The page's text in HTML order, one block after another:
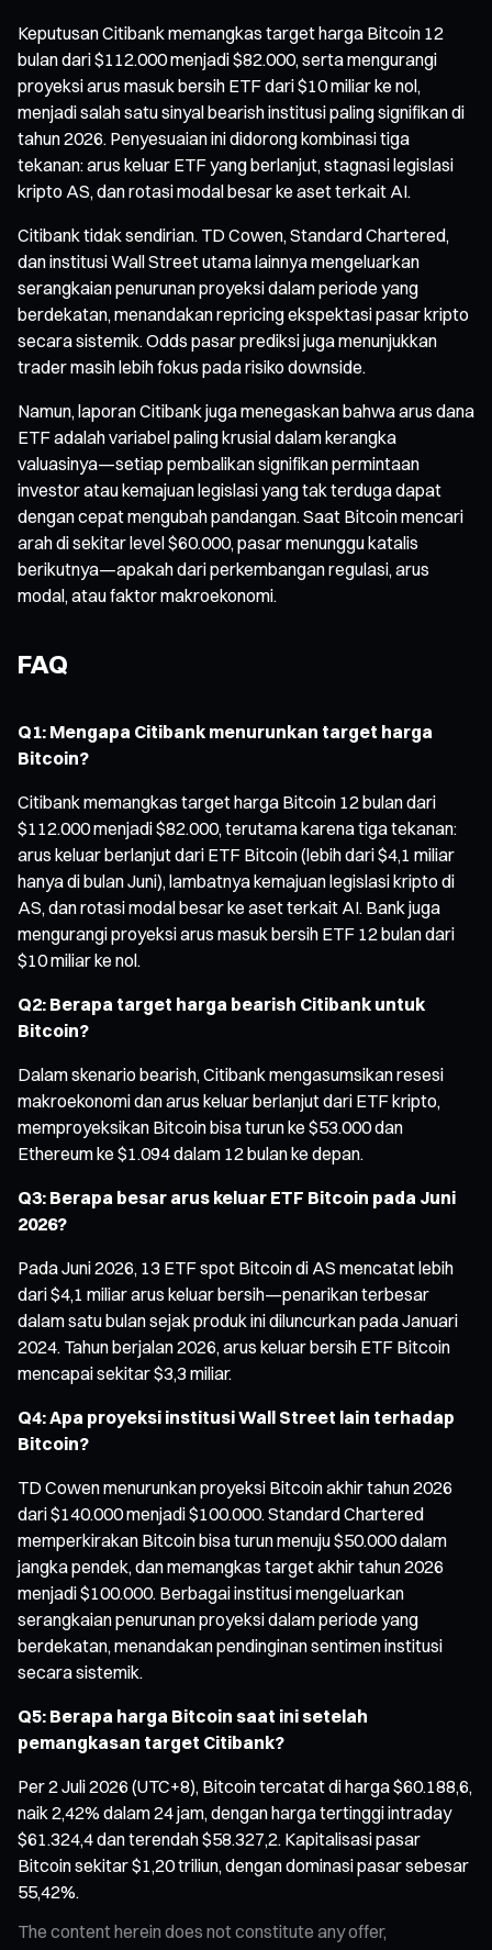
Keputusan Citibank memangkas target harga Bitcoin 12
bulan dari $112.000 menjadi $82.000, serta mengurangi
proyeksi arus masuk bersih ETF dari $10 miliar ke nol,
menjadi salah satu sinyal bearish institusi paling signifikan di
tahun 2026. Penyesuaian ini didorong kombinasi tiga
tekanan: arus keluar ETF yang berlanjut, stagnasi legislasi
kripto AS, dan rotasi modal besar ke aset terkait AI.
Citibank tidak sendirian. TD Cowen, Standard Chartered,
dan institusi Wall Street utama lainnya mengeluarkan
serangkaian penurunan proyeksi dalam periode yang
berdekatan, menandakan repricing ekspektasi pasar kripto
secara sistemik. Odds pasar prediksi juga menunjukkan
trader masih lebih fokus pada risiko downside.
Namun, laporan Citibank juga menegaskan bahwa arus dana
ETF adalah variabel paling krusial dalam kerangka
valuasinya—setiap pembalikan signifikan permintaan
investor atau kemajuan legislasi yang tak terduga dapat
dengan cepat mengubah pandangan. Saat Bitcoin mencari
arah di sekitar level $60.000, pasar menunggu katalis
berikutnya—apakah dari perkembangan regulasi, arus
modal, atau faktor makroekonomi.
FAQ
Q1: Mengapa Citibank menurunkan target harga
Bitcoin?
Citibank memangkas target harga Bitcoin 12 bulan dari
$112.000 menjadi $82.000, terutama karena tiga tekanan:
arus keluar berlanjut dari ETF Bitcoin (lebih dari $4,1 miliar
hanya di bulan Juni), lambatnya kemajuan legislasi kripto di
AS, dan rotasi modal besar ke aset terkait AI. Bank juga
mengurangi proyeksi arus masuk bersih ETF 12 bulan dari
$10 miliar ke nol.
Q2: Berapa target harga bearish Citibank untuk
Bitcoin?
Dalam skenario bearish, Citibank mengasumsikan resesi
makroekonomi dan arus keluar berlanjut dari ETF kripto,
memproyeksikan Bitcoin bisa turun ke $53.000 dan
Ethereum ke $1.094 dalam 12 bulan ke depan.
Q3: Berapa besar arus keluar ETF Bitcoin pada Juni
2026?
Pada Juni 2026, 13 ETF spot Bitcoin di AS mencatat lebih
dari $4,1 miliar arus keluar bersih—penarikan terbesar
dalam satu bulan sejak produk ini diluncurkan pada Januari
2024. Tahun berjalan 2026, arus keluar bersih ETF Bitcoin
mencapai sekitar $3,3 miliar.
Q4: Apa proyeksi institusi Wall Street lain terhadap
Bitcoin?
TD Cowen menurunkan proyeksi Bitcoin akhir tahun 2026
dari $140.000 menjadi $100.000. Standard Chartered
memperkirakan Bitcoin bisa turun menuju $50.000 dalam
jangka pendek, dan memangkas target akhir tahun 2026
menjadi $100.000. Berbagai institusi mengeluarkan
serangkaian penurunan proyeksi dalam periode yang
berdekatan, menandakan pendinginan sentimen institusi
secara sistemik.
Q5: Berapa harga Bitcoin saat ini setelah
pemangkasan target Citibank?
Per 2 Juli 2026 (UTC+8), Bitcoin tercatat di harga $60.188,6,
naik 2,42% dalam 24 jam, dengan harga tertinggi intraday
$61.324,4 dan terendah $58.327,2. Kapitalisasi pasar
Bitcoin sekitar $1,20 triliun, dengan dominasi pasar sebesar
55,42%.
The content herein does not constitute any offer,